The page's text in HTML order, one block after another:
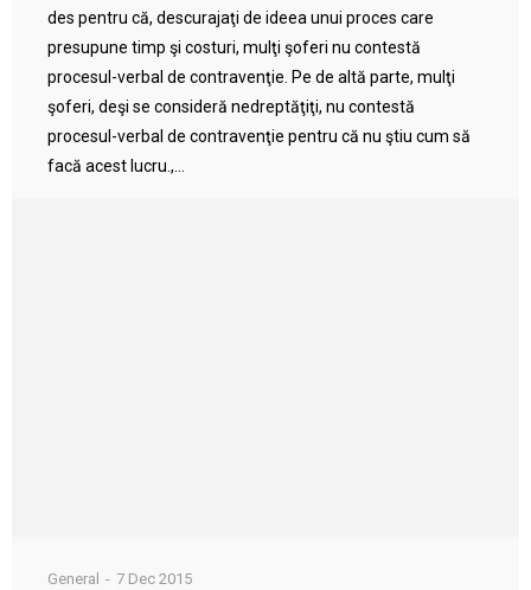
des pentru că, descurajaţi de ideea unui proces care
presupune timp şi costuri, mulţi şoferi nu contestă
procesul-verbal de contravenţie. Pe de altă parte, mulţi
şoferi, deşi se consideră nedreptăţiţi, nu contestă
procesul-verbal de contravenţie pentru că nu ştiu cum să
facă acest lucru.,...
General 7 Dec 2015